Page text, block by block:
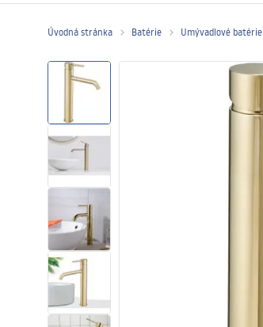
Sprchové dvere
Sprchové vaničky
Sprchové žľaby
Sanitárna keramika
Vaňa so zástenou
Úvodná stránka Batérie Umývadlové batérie